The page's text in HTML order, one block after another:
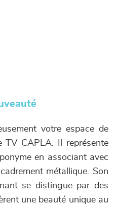
votre espace de
TV CAPLA. Il représente
en associant avec
métallique. Son
se distingue par des
une beauté unique au